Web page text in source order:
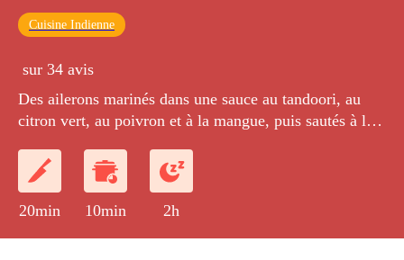
Cuisine Indienne
sur 34 avis
Des ailerons marinés dans une sauce au tandoori, au
citron vert, au poivron et à la mangue, puis sautés à la
20min 10min 2h